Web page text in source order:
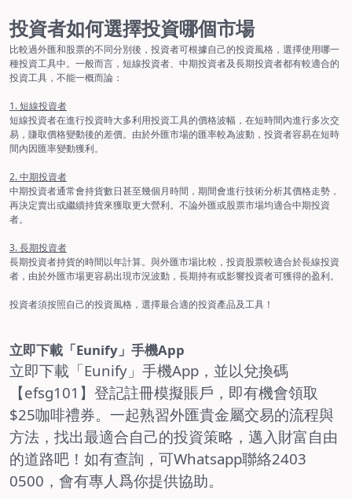
投資者如何選擇投資哪個市場
比較過外匯和股票的不同分別後，投資者可根據自己的投資風格，選擇使用哪一
種投資工具中。一般而言，短線投資者、中期投資者及長期投資者都有較適合的
投資工具，不能一概而論：
1. 短線投資者
短線投資者在進行投資時大多利用投資工具的價格波幅，在短時間內進行多次交
易，賺取價格變動後的差價。由於外匯市場的匯率較為波動，投資者容易在短時
間內因匯率變動獲利。
2. 中期投資者
中期投資者通常會持貨數日甚至幾個月時間，期間會進行技術分析其價格走勢，
再決定賣出或繼續持貨來獲取更大營利。不論外匯或股票市場均適合中期投資
者。
3. 長期投資者
長期投資者持貨的時間以年計算。與外匯市場比較，投資股票較適合於長線投資
者，由於外匯市場更容易出現市況波動，長期持有或影響投資者可獲得的盈利。
投資者須按照自己的投資風格，選擇最合適的投資產品及工具！
立即下載「Eunify」手機App
立即下載「Eunify」手機App，並以兌換碼
【efsg101 】登記註冊模擬賬戶，即有機會領取
$25咖啡禮券。一起熟習外匯貴金屬交易的流程與
方法，找出最適合自己的投資策略，邁入財富自由
的道路吧！如有查詢，可Whatsapp聯絡2403
0500 ， 會有專人爲你提供協助。